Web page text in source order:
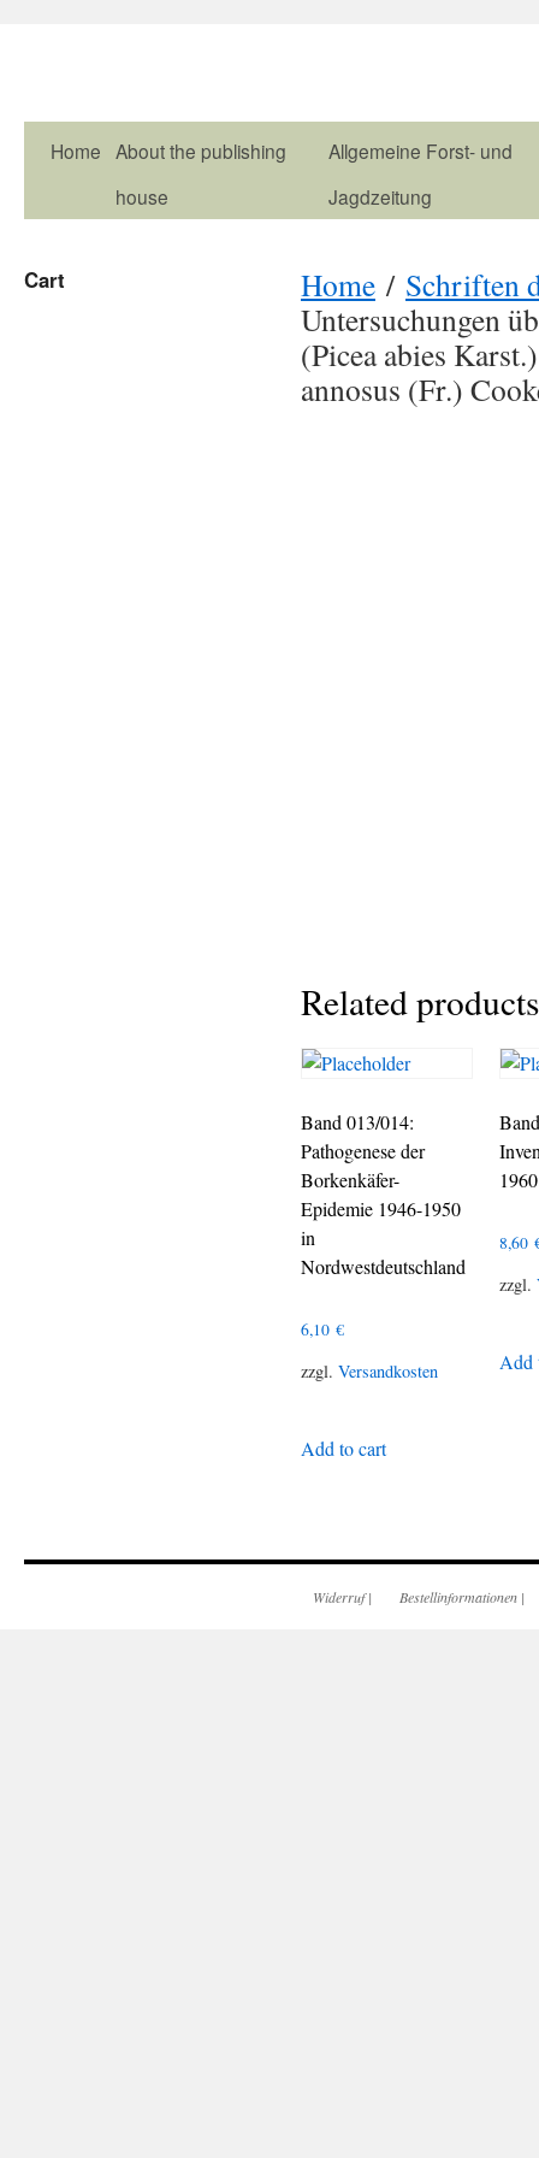
Home About the publishing
house
Allgemeine Forst- und
Jagdzeitung
Home / Schriften
Untersuchungen
(Picea abies
annosus (Fr.)
Related products
Band 013/014:
Pathogenese der
Borkenkäfer-
Epidemie 1946-1950
in
Nordwestdeutschland
6,10 €
zzgl. Versandkosten
Add to cart
1960
8,60
zzgl.
Add
Cart
Widerruf| Bestellinformationen |